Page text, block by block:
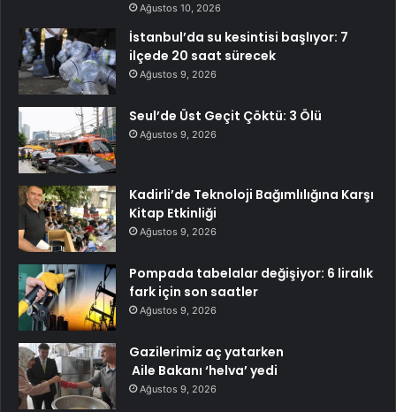
Ağustos 10, 2026
İstanbul’da su kesintisi başlıyor: 7
ilçede 20 saat sürecek
Ağustos 9, 2026
Seul’de Üst Geçit Çöktü: 3 Ölü
Ağustos 9, 2026
Kadirli’de Teknoloji Bağımlılığına Karşı
Kitap Etkinliği
Ağustos 9, 2026
Pompada tabelalar değişiyor: 6 liralık
fark için son saatler
Ağustos 9, 2026
Gazilerimiz aç yatarken
Aile Bakanı ‘helva’ yedi
Ağustos 9, 2026